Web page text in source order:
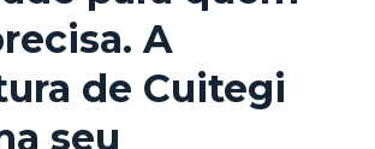
A
de Cuitegi
seu